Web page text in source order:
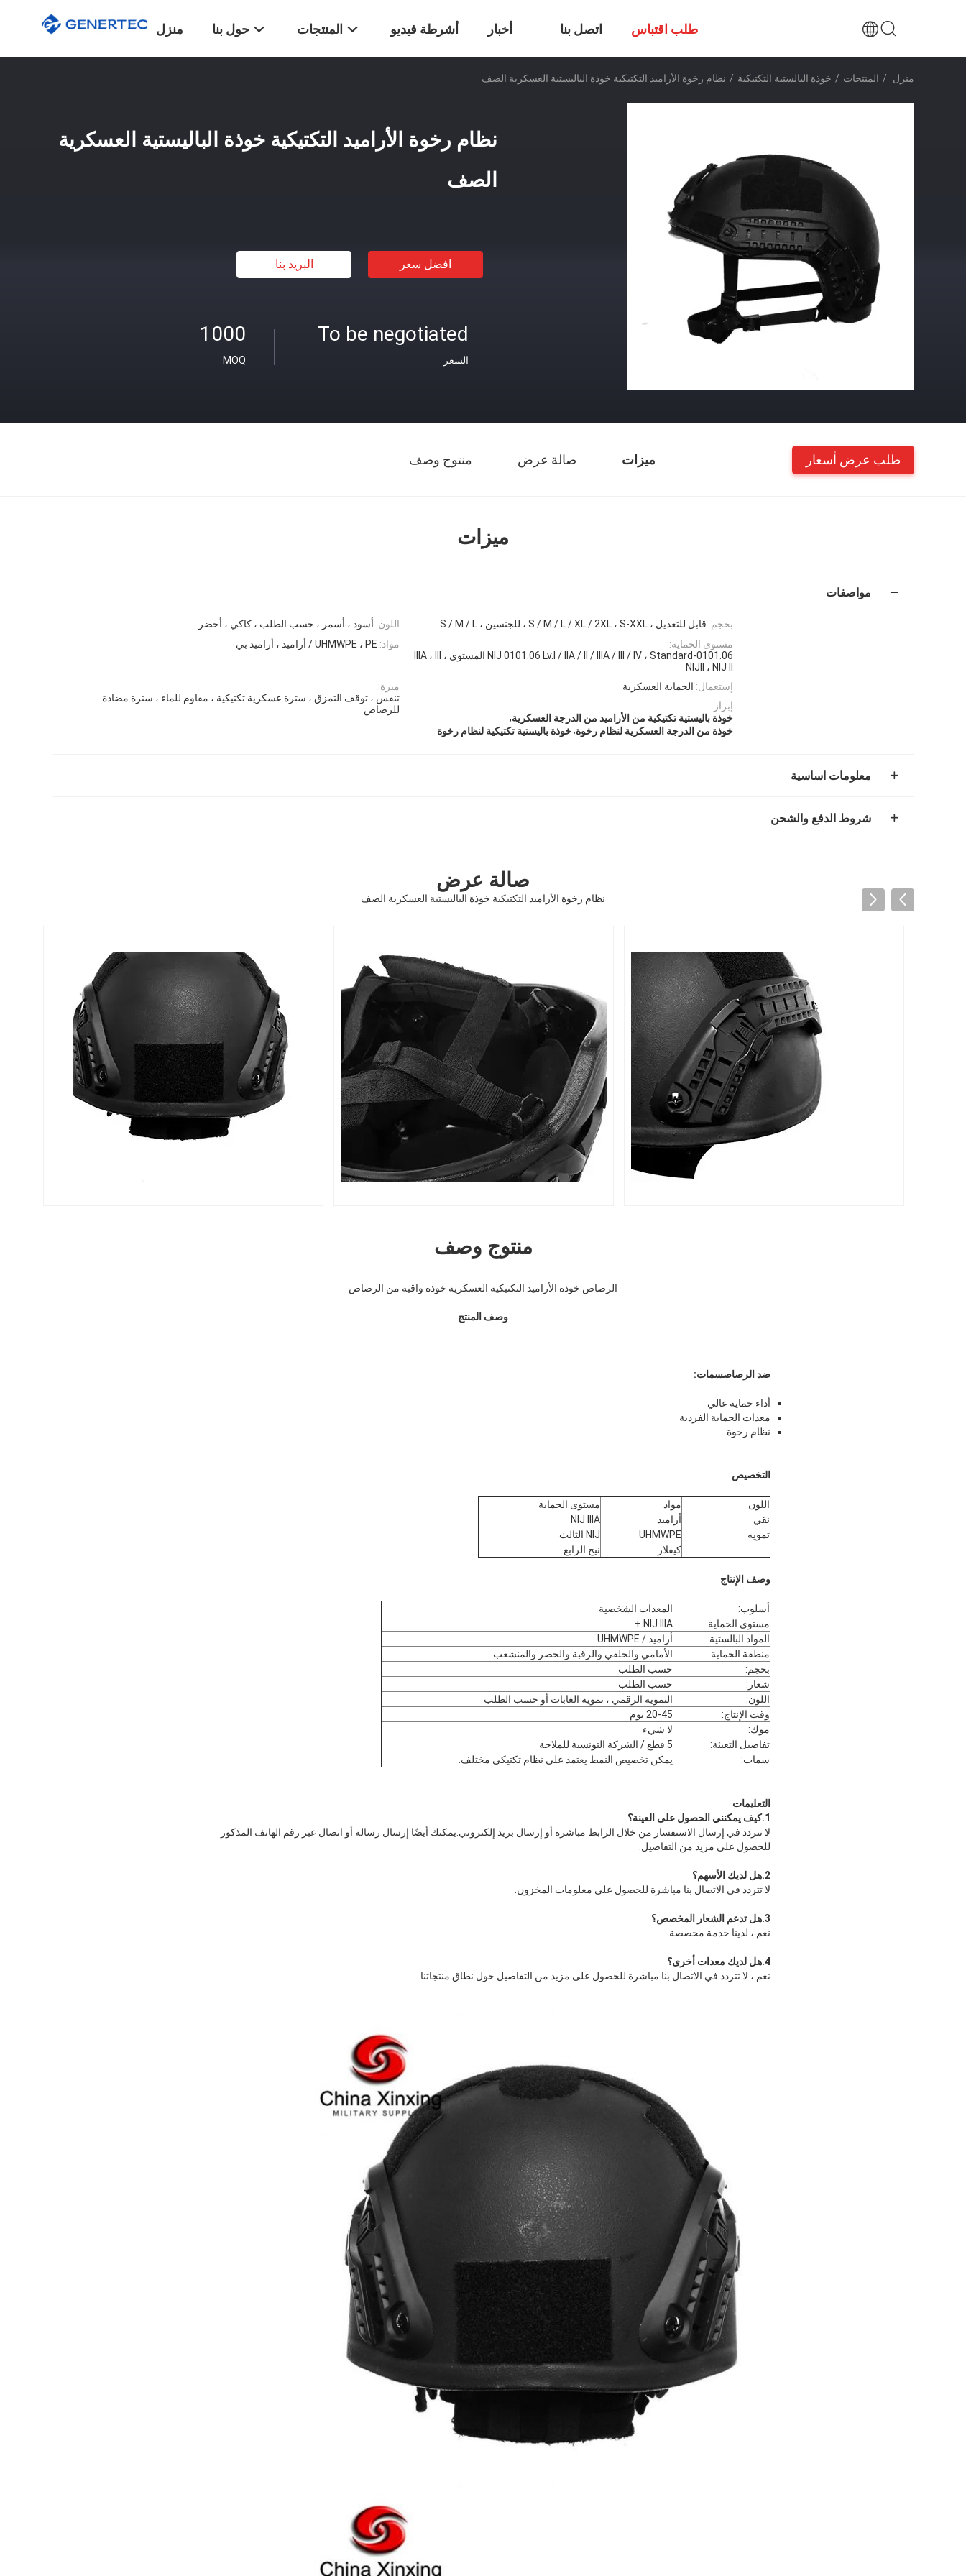
منزل حول بنا المنتجات أشرطة فيديو أخبار اتصل بنا طلب اقتباس
منزل / المنتجات / خوذة البالستية التكتيكية / نظام رخوة الأراميد التكتيكية خوذة الباليستية العسكرية الصف
نظام رخوة الأراميد التكتيكية خوذة الباليستية العسكرية
الصف
افضل سعر البريد بنا
1000
MOQ
To be negotiated
السعر
ميزات صالة عرض منتوج وصف طلب عرض أسعار
ميزات
مواصفات
اللون: أسود ، أسمر ، حسب الطلب ، كاكي ، أخضر بحجم: قابل للتعديل ، S / M / L / XL / 2XL ، S-XXL ، للجنسين ، S / M / L
مواد: UHMWPE ، PE / أراميد ، أراميد بي
مستوى الحماية:
NIJ 0101.06 Lv.I / IIA / II / IIIA / III / IV ، Standard-0101.06 المستوى IIIA ، III ،
NIJII ، NIJ II
ميزة:
تنفس ، توقف التمزق ، سترة عسكرية تكتيكية ، مقاوم للماء ، سترة مضادة
للرصاص
إستعمال: الحماية العسكرية
إبراز:
خوذة باليستية تكتيكية من الأراميد من الدرجة العسكرية,
خوذة من الدرجة العسكرية لنظام رخوة,خوذة باليستية تكتيكية لنظام رخوة
معلومات اساسية
شروط الدفع والشحن
صالة عرض
نظام رخوة الأراميد التكتيكية خوذة الباليستية العسكرية الصف
منتوج وصف
الرصاص خوذة الأراميد التكتيكية العسكرية خوذة واقية من الرصاص
وصف المنتج
ضد الرصاصسمات:
أداء حماية عالي
معدات الحماية الفردية
نظام رخوة
التخصيص
اللون مواد
مستوى الحماية
نقي
أراميد
NIJ IIIA
تمويه
UHMWPE
NIJ الثالث
كيفلار
نيج الرابع
وصف الإنتاج
أسلوب:
المعدات الشخصية
مستوى الحماية:
NIJ IIIA +
المواد البالستية:
أراميد / UHMWPE
منطقة الحماية:
الأمامي والخلفي والرقبة والخصر والمنشعب
بحجم:
حسب الطلب
شعار:
حسب الطلب
اللون:
التمويه الرقمي ، تمويه الغابات أو حسب الطلب
وقت الإنتاج:
20-45 يوم
موك:
لا شيء
تفاصيل التعبئة:
5 قطع / الشركة التونسية للملاحة
سمات:
يمكن تخصيص النمط يعتمد على نظام تكتيكي مختلف.
التعليمات
1. كيف يمكنني الحصول على العينة؟
لا تتردد في إرسال الاستفسار من خلال الرابط مباشرة أو إرسال بريد إلكتروني.يمكنك أيضًا إرسال رسالة أو اتصال عبر رقم الهاتف المذكور
للحصول على مزيد من التفاصيل.
2. هل لديك الأسهم؟
لا تتردد في الاتصال بنا مباشرة للحصول على معلومات المخزون.
3. هل تدعم الشعار المخصص؟
نعم ، لدينا خدمة مخصصة.
4. هل لديك معدات أخرى؟
نعم ، لا تتردد في الاتصال بنا مباشرة للحصول على مزيد من التفاصيل حول نطاق منتجاتنا.